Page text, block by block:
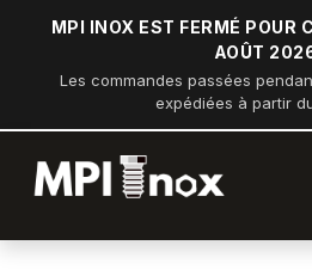
Se rendre au contenu
MPI INOX EST FERMÉ POUR
AOÛT
Les commandes passées
expédiées à partir